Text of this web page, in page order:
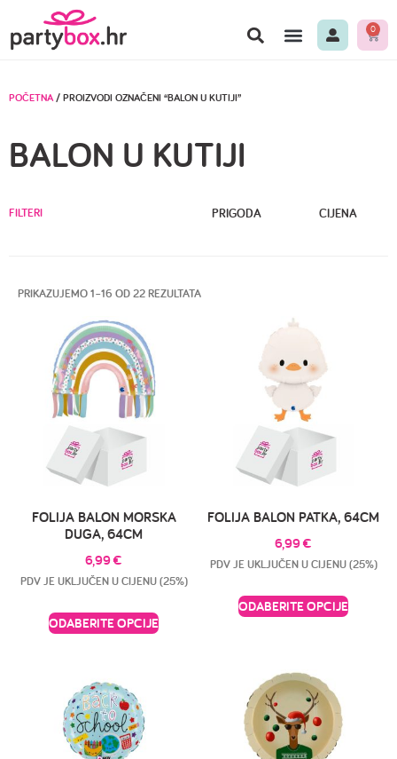
0
POČETNA/ PROIZVODI OZNAČENI “BALON U KUTIJI”
BALON U KUTIJI
FILTERI PRIGODA CIJENA
PRIKAZUJEMO 1–16 OD 22 REZULTATA
FOLIJA BALON MORSKA
DUGA, 64CM
6,99€
PDV JE UKLJUČEN U CIJENU (25%)
ODABERITE OPCIJE
FOLIJA BALON PATKA, 64CM
6,99€
PDV JE UKLJUČEN U CIJENU (25%)
ODABERITE OPCIJE